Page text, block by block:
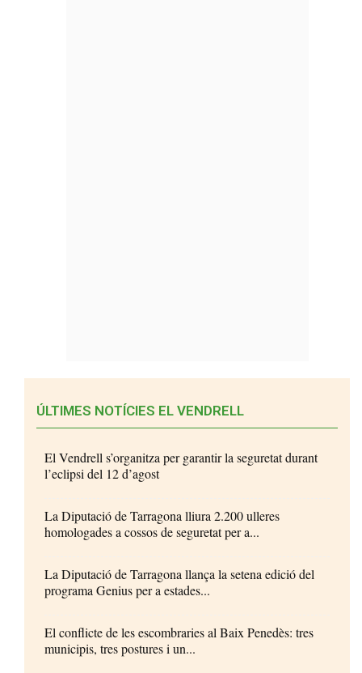
ÚLTIMES NOTÍCIES EL VENDRELL
El Vendrell s’organitza per garantir la seguretat durant
l’eclipsi del 12 d’agost
La Diputació de Tarragona lliura 2.200 ulleres
homologades a cossos de seguretat per a...
La Diputació de Tarragona llança la setena edició del
programa Genius per a estades...
El conflicte de les escombraries al Baix Penedès: tres
municipis, tres postures i un...